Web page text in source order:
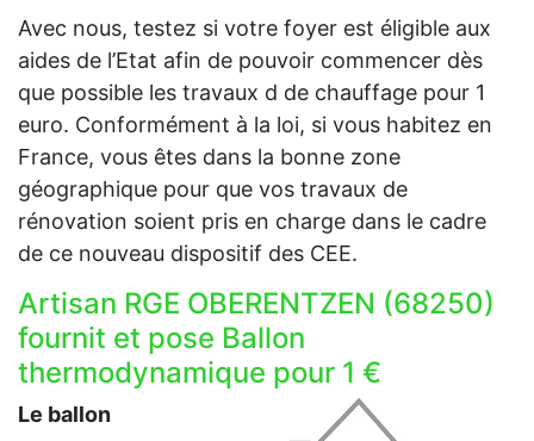
Avec nous, testez si votre foyer est éligible aux
aides de l’Etat afin de pouvoir commencer dès
que possible les travaux d de chauffage pour 1
euro. Conformément à la loi, si vous habitez en
France, vous êtes dans la bonne zone
géographique pour que vos travaux de
rénovation soient pris en charge dans le cadre
de ce nouveau dispositif des CEE.
Artisan RGE OBERENTZEN (68250)
fournit et pose Ballon
thermodynamique pour 1 €
Le ballon